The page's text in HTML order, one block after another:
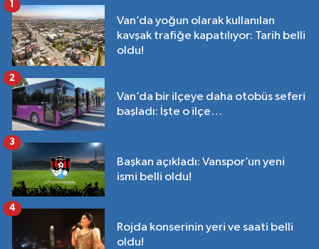
Van’da yoğun olarak kullanılan
kavşak trafiğe kapatılıyor: Tarih belli
oldu!
1
Van’da bir ilçeye daha otobüs seferi
başladı: İşte o ilçe…
2
Başkan açıkladı: Vanspor’un yeni
ismi belli oldu!
3
Rojda konserinin yeri ve saati belli
oldu!
4